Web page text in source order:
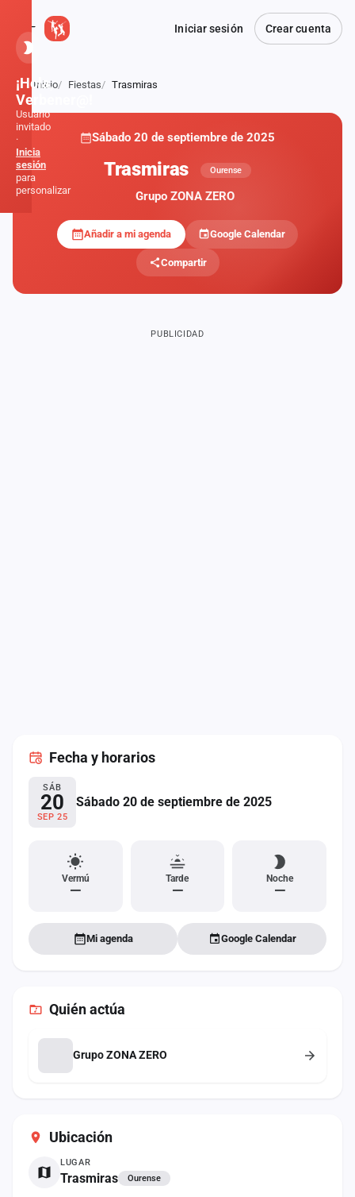
Iniciar sesión Crear cuenta
Atrás
Inicio Fiestas Trasmiras
Sábado 20 de septiembre de 2025
Trasmiras Ourense
Grupo ZONA ZERO
Añadir a mi agenda Google Calendar
Compartir
Ubicación
LUGAR
Trasmiras Ourense
PUBLICIDAD
Fecha y horarios
SÁB
20
SEP 25
Sábado 20 de septiembre de 2025
Vermú
—
Tarde
—
Noche
—
Mi agenda Google Calendar
Quién actúa
Grupo ZONA ZERO
¡Hola,
Verbener@!
Usuario
invitado
·
Inicia
sesión
para
personalizar
Administración
Contacto